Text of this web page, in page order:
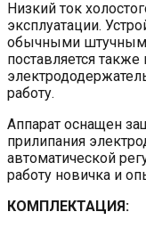
Низкий ток
эксплуатации.
обычными
поставляется
работу.
Аппарат оснащен
прилипания
автоматической
работу новичка и
КОМПЛЕКТАЦИЯ: